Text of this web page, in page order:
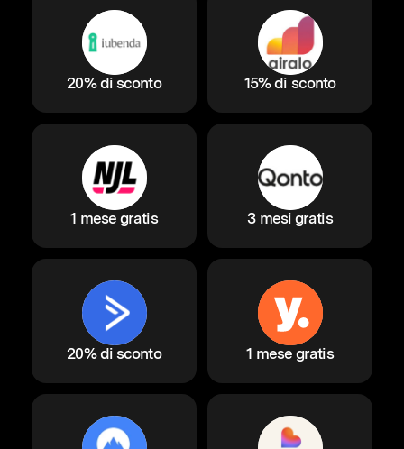
20% di sconto 15% di sconto
1 mese gratis 3 mesi gratis
20% di sconto 1 mese gratis